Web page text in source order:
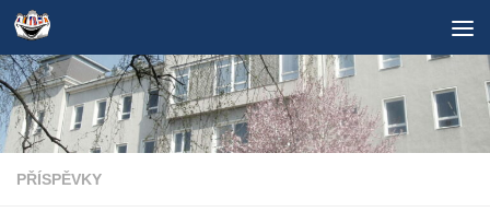
Skip to content
PŘÍSPĚVKY